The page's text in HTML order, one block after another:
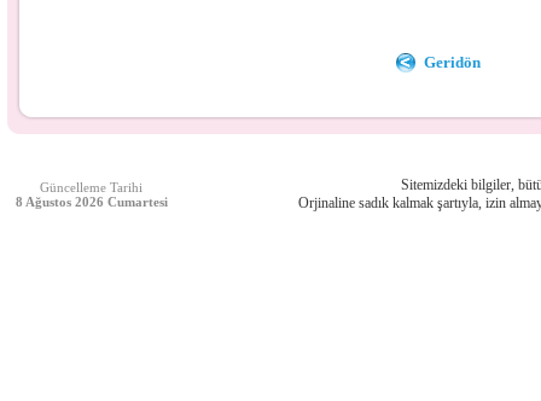
Geridön
Güncelleme Tarihi
8 Ağustos 2026 Cumartesi
Sitemizdeki bilgiler,
Orjinaline sadık kalmak şartıyla, izin